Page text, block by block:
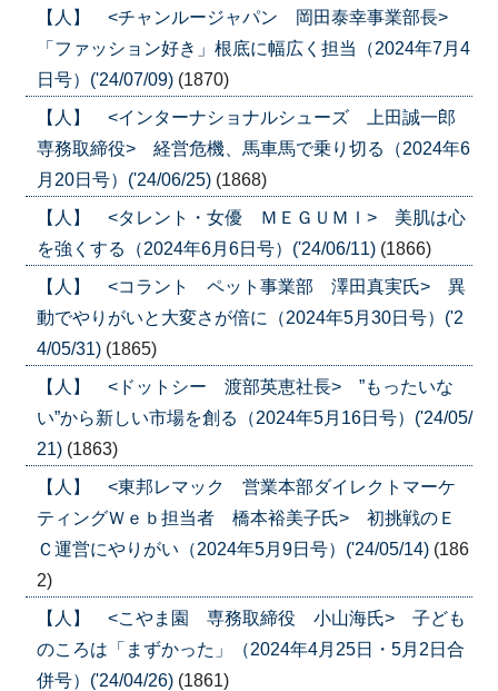
【人】 <チャンルージャパン 岡田泰幸事業部長>
「ファッション好き」根底に幅広く担当（2024年7月4
日号）('24/07/09) (1870)
【人】 <インターナショナルシューズ 上田誠一郎
専務取締役> 経営危機、馬車馬で乗り切る（2024年6
月20日号）('24/06/25) (1868)
【人】 <タレント・女優 ＭＥＧＵＭＩ> 美肌は心
を強くする（2024年6月6日号）('24/06/11) (1866)
【人】 <コラント ペット事業部 澤田真実氏> 異
動でやりがいと大変さが倍に（2024年5月30日号）('2
4/05/31) (1865)
【人】 <ドットシー 渡部英恵社長> ”もったいな
い”から新しい市場を創る（2024年5月16日号）('24/05/
21) (1863)
【人】 <東邦レマック 営業本部ダイレクトマーケ
ティングＷｅｂ担当者 橋本裕美子氏> 初挑戦のＥ
Ｃ運営にやりがい（2024年5月9日号）('24/05/14) (186
2)
【人】 <こやま園 専務取締役 小山海氏> 子ども
のころは「まずかった」（2024年4月25日・5月2日合
併号）('24/04/26) (1861)